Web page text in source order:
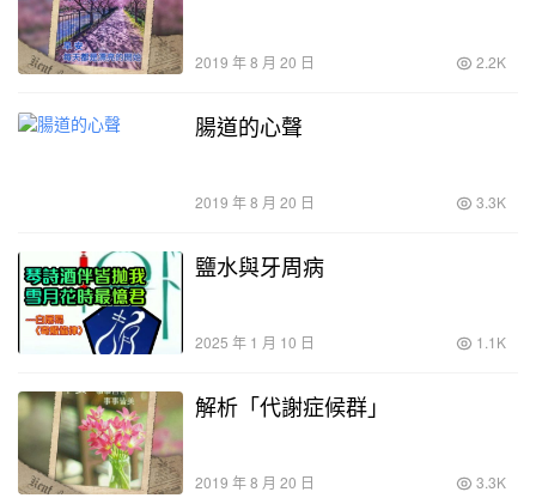
2019 年 8 月 20 日 2.2K
腸道的心聲
2019 年 8 月 20 日 3.3K
鹽水與牙周病
2025 年 1 月 10 日 1.1K
解析「代謝症候群」
2019 年 8 月 20 日 3.3K